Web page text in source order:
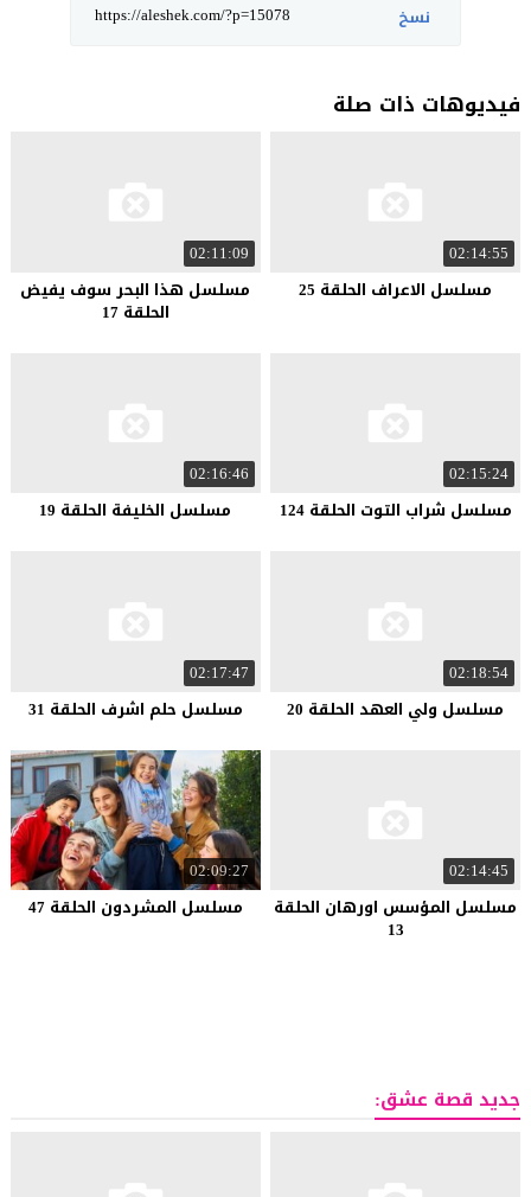
نسخ
فيديوهات ذات صلة
02:14:55
مسلسل الاعراف الحلقة 25
02:11:09
مسلسل هذا البحر سوف يفيض
الحلقة 17
02:15:24
مسلسل شراب التوت الحلقة 124
02:16:46
مسلسل الخليفة الحلقة 19
02:18:54
مسلسل ولي العهد الحلقة 20
02:17:47
مسلسل حلم اشرف الحلقة 31
02:14:45
مسلسل المؤسس اورهان الحلقة
13
02:09:27
مسلسل المشردون الحلقة 47
جديد قصة عشق: